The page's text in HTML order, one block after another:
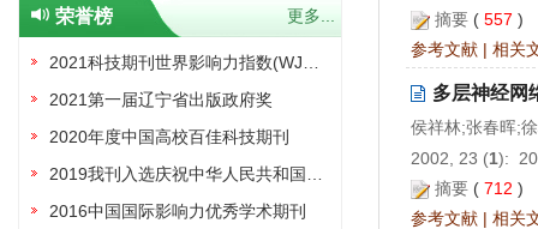
摘要 ( 557 )
参考文献 | 相关
多层神经网
侯祥林;张春晖;
2002, 23 (1):
摘要 ( 712 )
参考文献 | 相关
荣誉榜 更多...
2021第一届辽宁省出版政府奖
2020年度中国高校百佳科技期刊
2016中国国际影响力优秀学术期刊